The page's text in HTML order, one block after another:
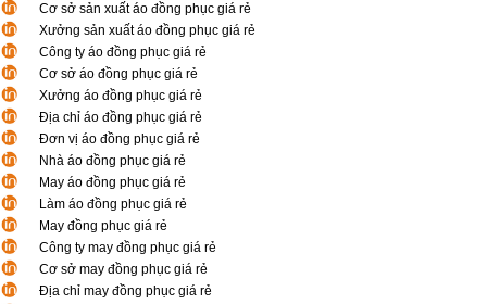
Cơ sở sản xuất áo đồng phục giá rẻ
Xưởng sản xuất áo đồng phục giá rẻ
Công ty áo đồng phục giá rẻ
Cơ sở áo đồng phục giá rẻ
Xưởng áo đồng phục giá rẻ
Địa chỉ áo đồng phục giá rẻ
Đơn vị áo đồng phục giá rẻ
Nhà áo đồng phục giá rẻ
May áo đồng phục giá rẻ
Làm áo đồng phục giá rẻ
May đồng phục giá rẻ
Công ty may đồng phục giá rẻ
Cơ sở may đồng phục giá rẻ
Địa chỉ may đồng phục giá rẻ